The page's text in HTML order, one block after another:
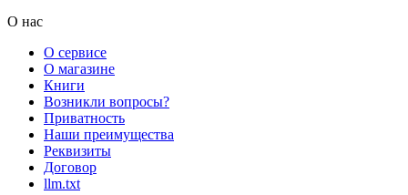
О нас
О сервисе
О магазине
Книги
Возникли вопросы?
Приватность
Наши преимущества
Реквизиты
Договор
llm.txt